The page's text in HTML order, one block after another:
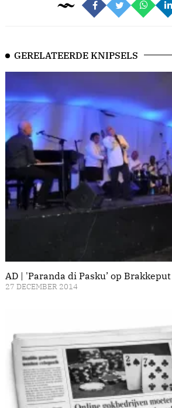
GERELATEERDE KNIPSELS
AD | 'Paranda di Pasku’ op
27 DECEMBER 2014